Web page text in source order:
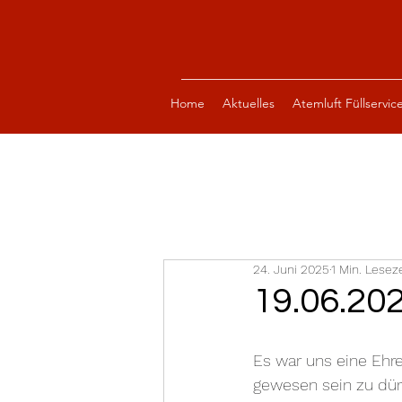
Home Aktuelles Atemluft Füllservice
24. Juni 20251 Min.
Es war uns eine
gewesen sein zu